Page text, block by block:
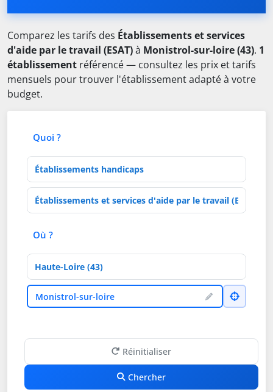
Comparez les tarifs des Établissements et services
d'aide par le travail (ESAT)à Monistrol-sur-loire (43). 1
établissement référencé — consultez les prix et tarifs
mensuels pour trouver l'établissement adapté à votre
budget.
Quoi ?
Type d'établissement
Activités de soins
Où ?
Département
VilleMonistrol-sur-loire
Réinitialiser
Chercher